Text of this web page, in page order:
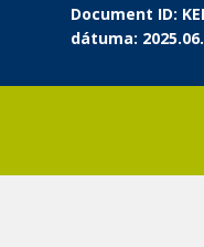
Document ID:
dátuma: